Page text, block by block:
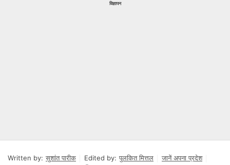
विज्ञापन
Written by: सुशांत पारीक Edited by: पुलकित मित्तल
जानें अपना प्रदेश